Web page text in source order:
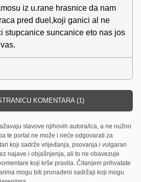
iz u.rane hrasnice da nam
pred duel,koji ganici al ne
stupcanice suncanice eto nas jos
KOMENTARA (1)
stavove njihovih autora/ica, a ne nužno
te portal ne može i neće odgovarati za
koji sadrže vrijeđanja, psovanja i vulgaran
najave i objašnjenja, ali to ne obavezuje
koji krše pravila. Čitanjem prihvatate
mogu biti pronađeni sadržaji koji mogu